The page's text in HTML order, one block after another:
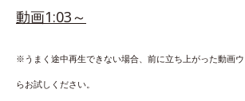
動画1:03～
※うまく途中再生できない場合、前に立ち上がった動画
らお試しください。